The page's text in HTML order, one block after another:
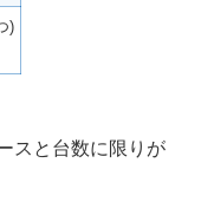
)
スと台数に限りが